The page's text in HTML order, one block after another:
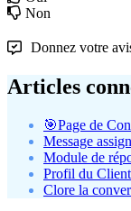
Non
Donnez votre
Articles
🎯Page de
Message
Module de
Profil du Client
Clore la